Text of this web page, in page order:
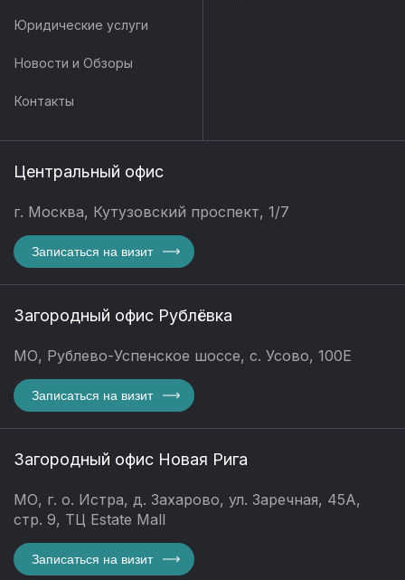
Юридические услуги
Новости и Обзоры
Контакты
Центральный офис
г. Москва, Кутузовский проспект, 1/7
Записаться на визит
Загородный офис Рублёвка
МО, Рублево-Успенское шоссе, с. Усово, 100Е
Записаться на визит
Загородный офис Новая Рига
МО, г. о. Истра, д. Захарово, ул. Заречная, 45А,
стр. 9, ТЦ Estate Mall
Записаться на визит